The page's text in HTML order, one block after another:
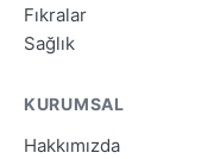
Fıkralar
Sağlık
KURUMSAL
Hakkımızda